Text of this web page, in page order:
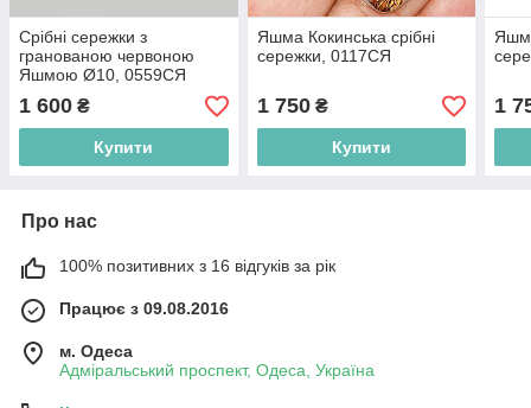
Срібні сережки з
гранованою червоною
Яшмою Ø10, 0559СЯ
1 600 ₴
Купити
Яшма Кокинська срібні
сережки, 0117СЯ
1 750₴
Купити
1
Про нас
100% позитивних з 16 відгуків за рік
Працює з 09.08.2016
м. Одеса
Адміральський проспект, Одеса, Україна